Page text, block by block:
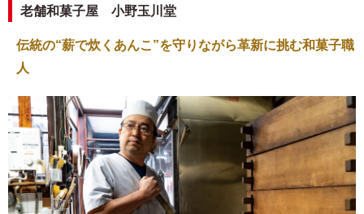
老舗和菓子屋 小野玉川堂
伝統の“薪で炊くあんこ”を守りながら革新に挑む和菓子職
人